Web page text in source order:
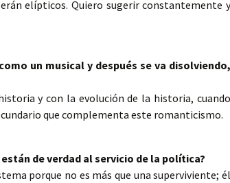
elípticos. Quiero sugerir constantemente y
un musical y después se va disolviendo,
y con la evolución de la historia, cuando
que complementa este romanticismo.
de verdad al servicio de la política?
porque no es más que una superviviente; él